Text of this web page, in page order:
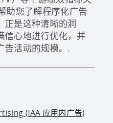
助您了解程序化广告
正是这种清晰的洞
信心地进行优化，并
告活动的规模。.
(IAA 应用内广告)